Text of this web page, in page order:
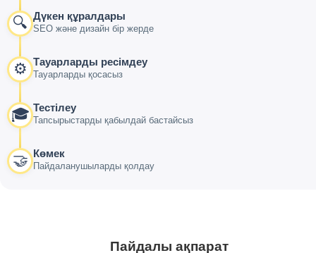
🔍 Дүкен құралдары
SEO және дизайн бір жерде
⚙️ Тауарларды ресімдеу
Тауарларды қосасыз
🎓 Тестілеу
Тапсырыстарды қабылдай бастайсыз
🤝 Көмек
Пайдаланушыларды қолдау
Пайдалы ақпарат